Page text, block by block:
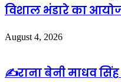
विशाल भंडारे का
August 4, 2026
✍️राना बेनी माधव